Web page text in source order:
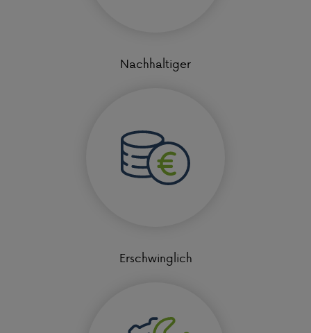
Nachhaltiger
Erschwinglich